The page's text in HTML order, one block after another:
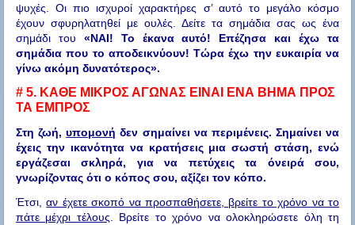
ψυχές. Οι πιο ισχυροί χαρακτήρες σ’ αυτό το μεγάλο κόσμο
έχουν σφυρηλατηθεί με ουλές. Δείτε τα σημάδια σας ως ένα
σημάδι του «ΝΑΙ! Το έκανα αυτό! Επέζησα και έχω τα
σημάδια που το αποδεικνύουν! Τώρα έχω την ευκαιρία να
γίνω ακόμη δυνατότερος».
# 5. ΚΑΘΕ ΜΙΚΡΟΣ ΑΓΩΝΑΣ ΕΙΝΑΙ ΕΝΑ ΒΗΜΑ ΠΡΟΣ
ΤΑ ΕΜΠΡΟΣ
Στη ζωή,υπομονή δεν σημαίνει να περιμένεις. Σημαίνει να
έχεις την ικανότητα να κρατήσεις μια σωστή στάση, ενώ
εργάζεσαι σκληρά, για να πετύχεις τα όνειρά σου,
γνωρίζοντας ότι ο κόπος σου, αξίζει τον κόπο.
Έτσι,αν έχετε σκοπό να προσπαθήσετε, βρείτε το χρόνο να το
πάτε μέχρι τέλους . Βρείτε το χρόνο να ολοκληρώσετε όλη τη